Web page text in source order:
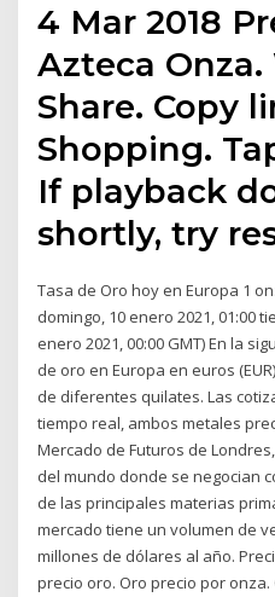
4 Mar 2018
Azteca
Share. Copy
Shopping.
If playback
shortly, try
Tasa de Oro hoy en Europa 1
domingo, 10 enero 2021, 01:00
enero 2021, 00:00 GMT) En la
de oro en Europa en euros
de diferentes quilates. Las
tiempo real, ambos metales
Mercado de Futuros de
del mundo donde se negocian
de las principales materias
mercado tiene un volumen de
millones de dólares al año.
precio oro. Oro precio por